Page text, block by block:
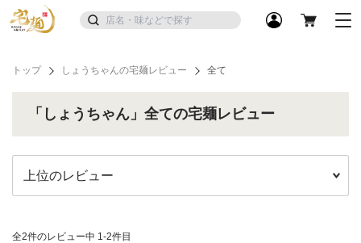
トップ しょうちゃんの宅麺レビュー 全て
「しょうちゃん」全ての宅麺レビュー
全2件のレビュー中 1-2件目